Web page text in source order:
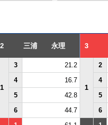
2 三浦 永理 3
1
3 21.2
1
2
4 16.7
4
5 42.8
5
6 44.7 6